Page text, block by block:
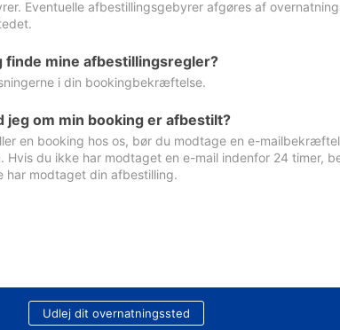
Eventuelle afbestillingsgebyrer afgøres af
finde mine afbestillingsregler?
i din bookingbekræftelse.
jeg om min booking er afbestilt?
en booking hos os, bør du modtage en e-
Hvis du ikke har modtaget en e-mail indenfor 24 timer,
modtaget din afbestilling.
Udlej dit overnatningssted